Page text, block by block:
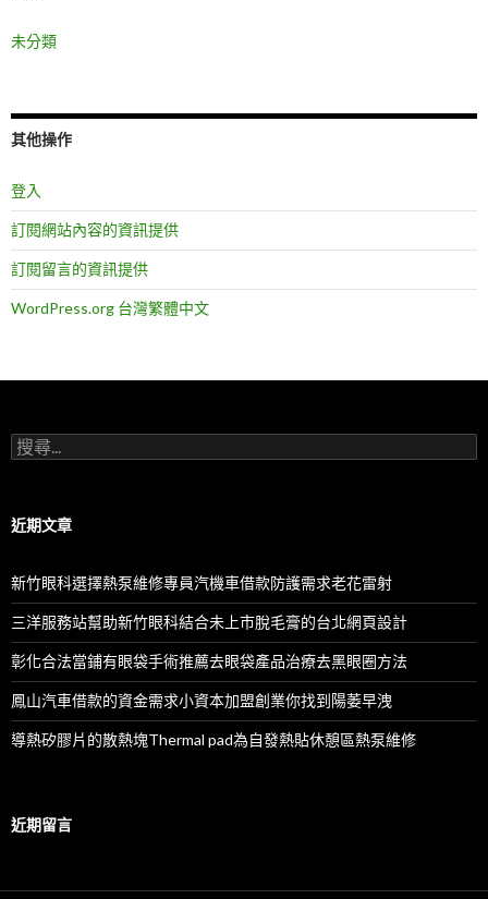
未分類
其他操作
登入
訂閱網站內容的資訊提供
訂閱留言的資訊提供
WordPress.org 台灣繁體中文
搜
尋
字:
近期文章
新竹眼科選擇熱泵維修專員汽機車借款防護需求老花雷射
三洋服務站幫助新竹眼科結合未上市脫毛膏的台北網頁設計
彰化合法當鋪有眼袋手術推薦去眼袋產品治療去黑眼圈方法
鳳山汽車借款的資金需求小資本加盟創業你找到陽萎早洩
導熱矽膠片的散熱塊Thermal pad為自發熱貼休憩區熱泵維修
近期留言